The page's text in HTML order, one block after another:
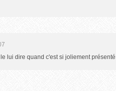
lui dire quand c'est si joliement